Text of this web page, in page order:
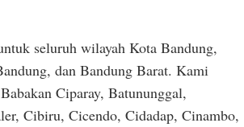
seluruh wilayah Kota Bandung,
dan Bandung Barat. Kami
Ciparay, Batununggal,
Cibiru, Cicendo, Cidadap, Cinambo,